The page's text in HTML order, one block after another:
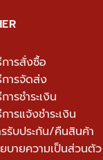
ารสั่งซื้อ
ารจัดส่ง
ารชำระเงิน
ารแจ้งชำระเงิน
รับประกัน/คืนสินค้า
บายความเป็นส่วนตัว